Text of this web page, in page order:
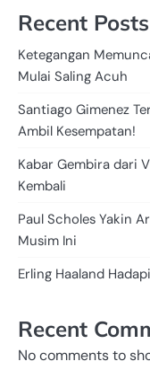
Recent Posts
Ketegangan
Mulai Saling Acuh
Santiago Gimenez
Ambil Kesempatan!
Kabar Gembira dari
Kembali
Paul Scholes Yakin
Musim Ini
Erling Haaland
Recent
No comments to